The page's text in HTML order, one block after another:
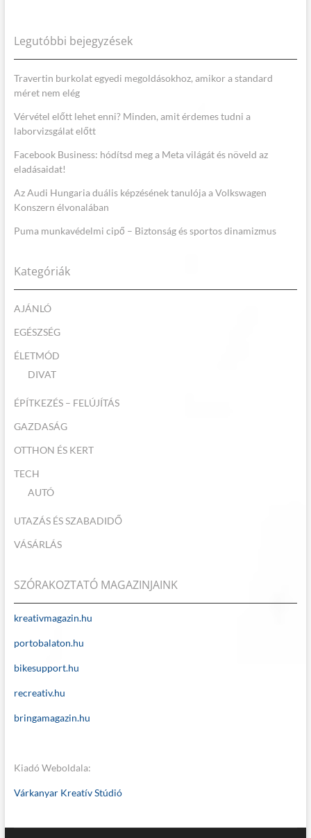
Legutóbbi bejegyzések
Travertin burkolat egyedi megoldásokhoz, amikor a standard
méret nem elég
Vérvétel előtt lehet enni? Minden, amit érdemes tudni a
laborvizsgálat előtt
Facebook Business: hódítsd meg a Meta világát és növeld az
eladásaidat!
Az Audi Hungaria duális képzésének tanulója a Volkswagen
Konszern élvonalában
Puma munkavédelmi cipő – Biztonság és sportos dinamizmus
Kategóriák
AJÁNLÓ
EGÉSZSÉG
ÉLETMÓD
DIVAT
ÉPÍTKEZÉS – FELÚJÍTÁS
GAZDASÁG
OTTHON ÉS KERT
TECH
AUTÓ
UTAZÁS ÉS SZABADIDŐ
VÁSÁRLÁS
SZÓRAKOZTATÓ MAGAZINJAINK
kreativmagazin.hu
portobalaton.hu
bikesupport.hu
recreativ.hu
bringamagazin.hu
Kiadó Weboldala:
Várkanyar Kreatív Stúdió